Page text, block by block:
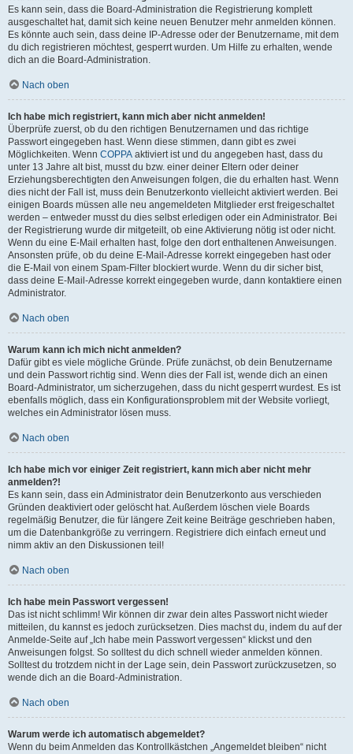
Es kann sein, dass die Board-Administration die Registrierung komplett
ausgeschaltet hat, damit sich keine neuen Benutzer mehr anmelden können.
Es könnte auch sein, dass deine IP-Adresse oder der Benutzername, mit dem
du dich registrieren möchtest, gesperrt wurden. Um Hilfe zu erhalten, wende
dich an die Board-Administration.
Nach oben
Ich habe mich registriert, kann mich aber nicht anmelden!
Überprüfe zuerst, ob du den richtigen Benutzernamen und das richtige
Passwort eingegeben hast. Wenn diese stimmen, dann gibt es zwei
Möglichkeiten. Wenn COPPA aktiviert ist und du angegeben hast, dass du
unter 13 Jahre alt bist, musst du bzw. einer deiner Eltern oder deiner
Erziehungsberechtigten den Anweisungen folgen, die du erhalten hast. Wenn
dies nicht der Fall ist, muss dein Benutzerkonto vielleicht aktiviert werden. Bei
einigen Boards müssen alle neu angemeldeten Mitglieder erst freigeschaltet
werden – entweder musst du dies selbst erledigen oder ein Administrator. Bei
der Registrierung wurde dir mitgeteilt, ob eine Aktivierung nötig ist oder nicht.
Wenn du eine E-Mail erhalten hast, folge den dort enthaltenen Anweisungen.
Ansonsten prüfe, ob du deine E-Mail-Adresse korrekt eingegeben hast oder
die E-Mail von einem Spam-Filter blockiert wurde. Wenn du dir sicher bist,
dass deine E-Mail-Adresse korrekt eingegeben wurde, dann kontaktiere einen
Administrator.
Nach oben
Warum kann ich mich nicht anmelden?
Dafür gibt es viele mögliche Gründe. Prüfe zunächst, ob dein Benutzername
und dein Passwort richtig sind. Wenn dies der Fall ist, wende dich an einen
Board-Administrator, um sicherzugehen, dass du nicht gesperrt wurdest. Es ist
ebenfalls möglich, dass ein Konfigurationsproblem mit der Website vorliegt,
welches ein Administrator lösen muss.
Nach oben
Ich habe mich vor einiger Zeit registriert, kann mich aber nicht mehr
anmelden?!
Es kann sein, dass ein Administrator dein Benutzerkonto aus verschieden
Gründen deaktiviert oder gelöscht hat. Außerdem löschen viele Boards
regelmäßig Benutzer, die für längere Zeit keine Beiträge geschrieben haben,
um die Datenbankgröße zu verringern. Registriere dich einfach erneut und
nimm aktiv an den Diskussionen teil!
Nach oben
Ich habe mein Passwort vergessen!
Das ist nicht schlimm! Wir können dir zwar dein altes Passwort nicht wieder
mitteilen, du kannst es jedoch zurücksetzen. Dies machst du, indem du auf der
Anmelde-Seite auf „Ich habe mein Passwort vergessen“ klickst und den
Anweisungen folgst. So solltest du dich schnell wieder anmelden können.
Solltest du trotzdem nicht in der Lage sein, dein Passwort zurückzusetzen, so
wende dich an die Board-Administration.
Nach oben
Warum werde ich automatisch abgemeldet?
Wenn du beim Anmelden das Kontrollkästchen „Angemeldet bleiben“ nicht